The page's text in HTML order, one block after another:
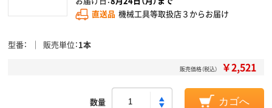
直送品 機械工具等取扱店３からお届け
型番 販売単位 1本
販売価格（税込） ￥2,521
数量 カゴへ